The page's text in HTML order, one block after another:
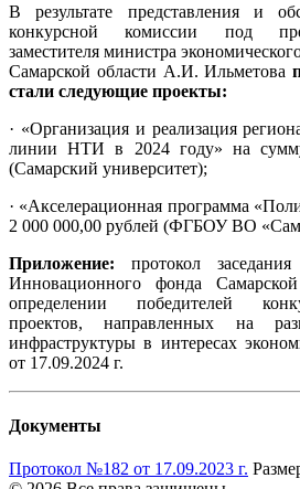
В результате представления и
конкурсной комиссии под
заместителя министра
Самарской области А.И. Ильметова
стали следующие проекты:
· «Организация и реализация
линии НТИ в 2024 году» на
(Самарский университет);
· «Акселерационная программа
2 000 000,00 рублей (ФГБОУ ВО
Приложение: протокол
Инновационного фонда
определении победителей
проектов, направленных на
инфраструктуры в интересах
от 17.09.2024 г.
Документы
Протокол №182 от 17.09.2023 г.